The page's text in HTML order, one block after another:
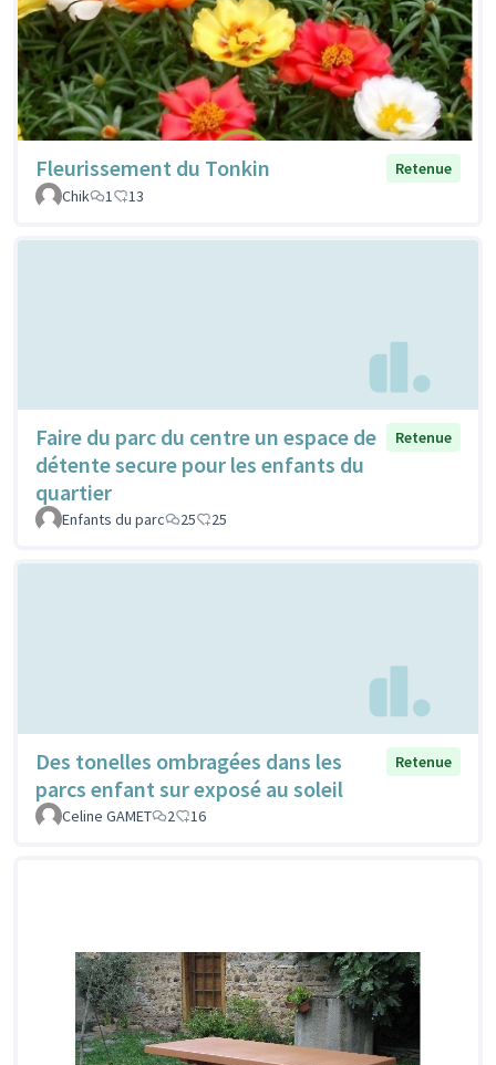
Fleurissement du Tonkin
Retenue
Chik
1 13
Faire du parc du centre un espace de
détente secure pour les enfants du
quartier
Retenue
Enfants du parc 25 25
Des tonelles ombragées dans les
parcs enfant sur exposé au soleil
Retenue
Celine GAMET 2 16